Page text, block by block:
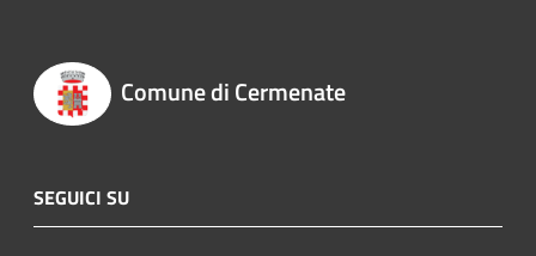
Comune di Cermenate
SEGUICI SU